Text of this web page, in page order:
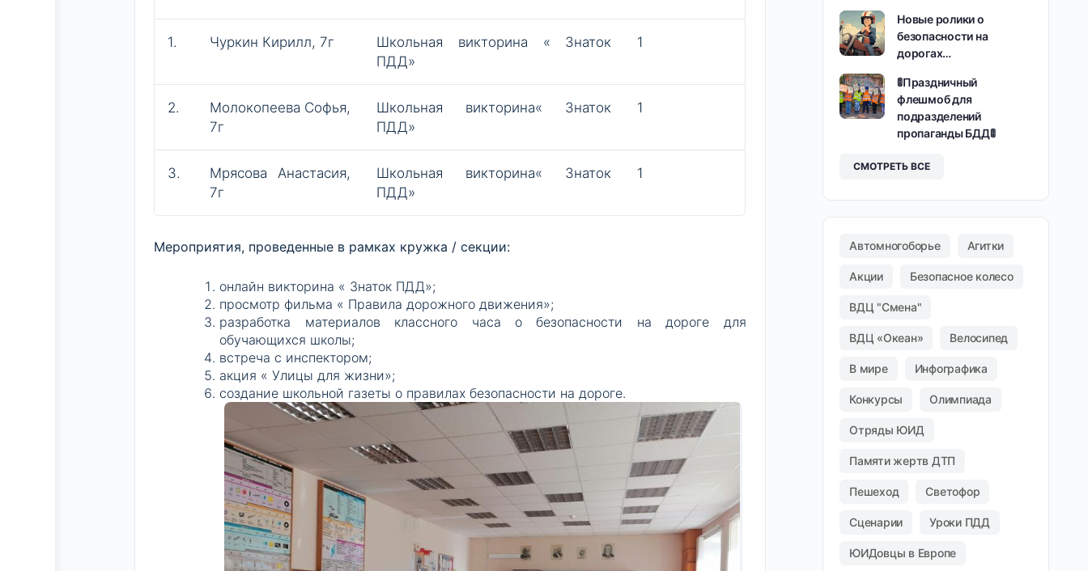
1. Чуркин Кирилл, 7г
Школьная викторина « Знаток
ПДД»
1
2.
Молокопеева Софья,
7г
Школьная викторина« Знаток
ПДД»
1
3.
Мрясова Анастасия,
7г
Школьная викторина« Знаток
ПДД»
1
Мероприятия, проведенные в рамках кружка / секции:
онлайн викторина « Знаток ПДД»;
просмотр фильма « Правила дорожного движения»;
разработка материалов классного часа о безопасности на дороге для
обучающихся школы;
встреча с инспектором;
акция « Улицы для жизни»;
создание школьной газеты о правилах безопасности на дороге.
Новые ролики о
безопасности на
дорогах…
🚦Праздничный
флешмоб для
подразделений
пропаганды БДД🚦
СМОТРЕТЬ ВСЕ
Автомногоборье Агитки
Акции Безопасное колесо
ВДЦ "Смена"
ВДЦ «Океан» Велосипед
В мире Инфографика
Конкурсы Олимпиада
Отряды ЮИД
Памяти жертв ДТП
Пешеход Светофор
Сценарии Уроки ПДД
ЮИДовцы в Европе